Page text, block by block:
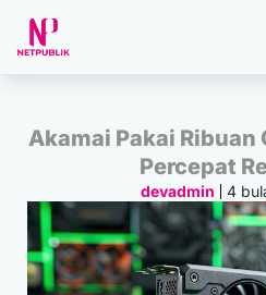
Akamai Pakai Ribuan
Percepat
devadmin 4